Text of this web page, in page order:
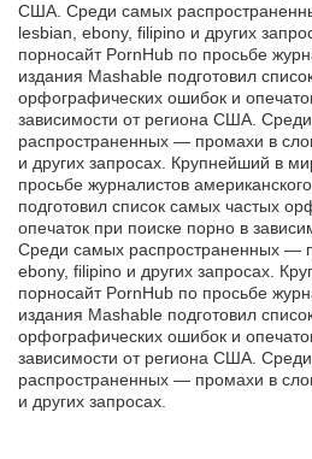
США. Среди самых
lesbian, ebony, filipino и других
порносайт PornHub по просьбе
издания Mashable подготовил
орфографических ошибок и
зависимости от региона США.
распространенных — промахи в
и других запросах. Крупнейший в
просьбе журналистов
подготовил список самых частых
опечаток при поиске порно в
Среди самых распространенных —
ebony, filipino и других запросах.
порносайт PornHub по просьбе
издания Mashable подготовил
орфографических ошибок и
зависимости от региона США.
распространенных — промахи в
и других запросах.